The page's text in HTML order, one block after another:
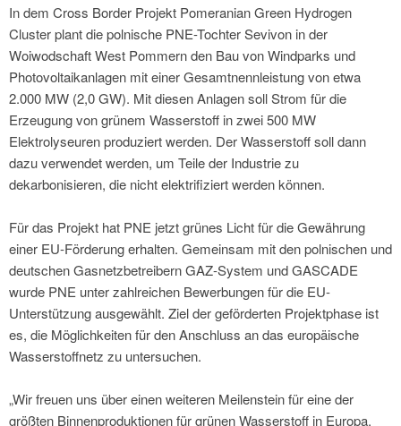
In dem Cross Border Projekt Pomeranian Green Hydrogen
Cluster plant die polnische PNE-Tochter Sevivon in der
Woiwodschaft West Pommern den Bau von Windparks und
Photovoltaikanlagen mit einer Gesamtnennleistung von etwa
2.000 MW (2,0 GW). Mit diesen Anlagen soll Strom für die
Erzeugung von grünem Wasserstoff in zwei 500 MW
Elektrolyseuren produziert werden. Der Wasserstoff soll dann
dazu verwendet werden, um Teile der Industrie zu
dekarbonisieren, die nicht elektrifiziert werden können.
Für das Projekt hat PNE jetzt grünes Licht für die Gewährung
einer EU-Förderung erhalten. Gemeinsam mit den polnischen und
deutschen Gasnetzbetreibern GAZ-System und GASCADE
wurde PNE unter zahlreichen Bewerbungen für die EU-
Unterstützung ausgewählt. Ziel der geförderten Projektphase ist
es, die Möglichkeiten für den Anschluss an das europäische
Wasserstoffnetz zu untersuchen.
„Wir freuen uns über einen weiteren Meilenstein für eine der
größten Binnenproduktionen für grünen Wasserstoff in Europa.